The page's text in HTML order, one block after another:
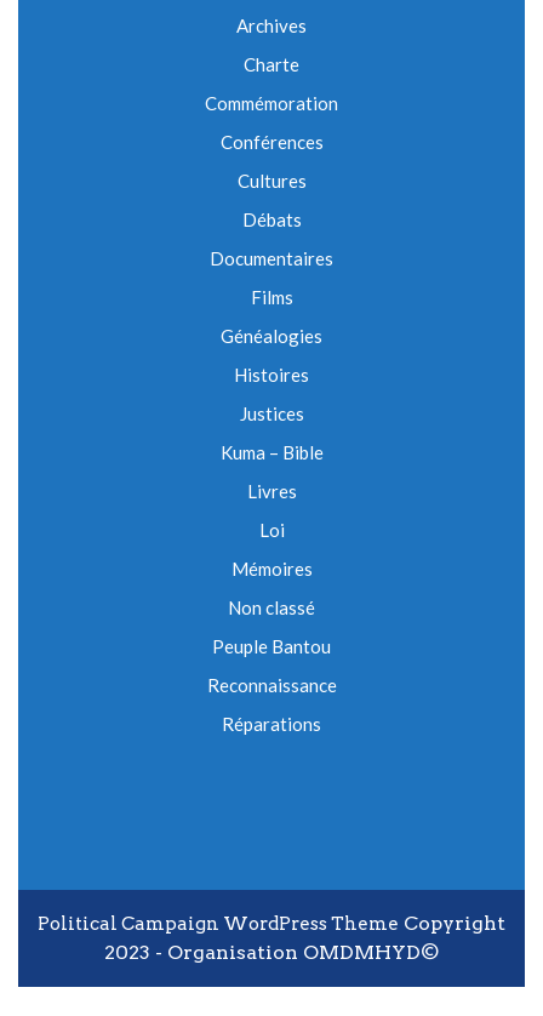
Archives
Charte
Commémoration
Conférences
Cultures
Débats
Documentaires
Films
Généalogies
Histoires
Justices
Kuma – Bible
Livres
Loi
Mémoires
Non classé
Peuple Bantou
Reconnaissance
Réparations
Political Campaign WordPress Theme Copyright
2023 - Organisation OMDMHYD©